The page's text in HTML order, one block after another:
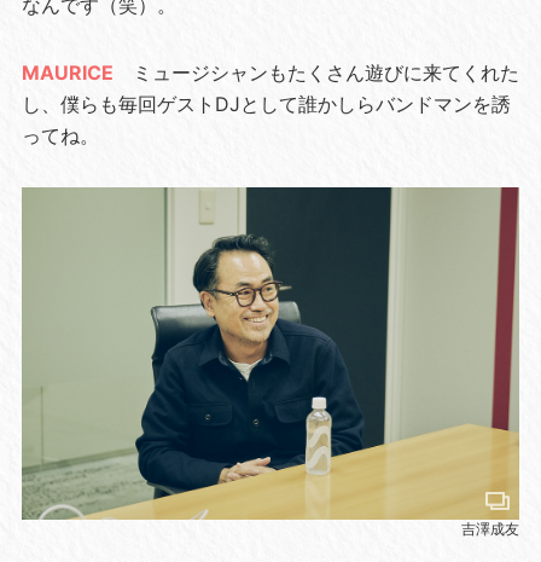
MAURICE
ミュージシャンもたくさん遊びに来てくれた
し、僕らも毎回ゲストDJとして誰かしらバンドマンを誘
ってね。
吉澤成友